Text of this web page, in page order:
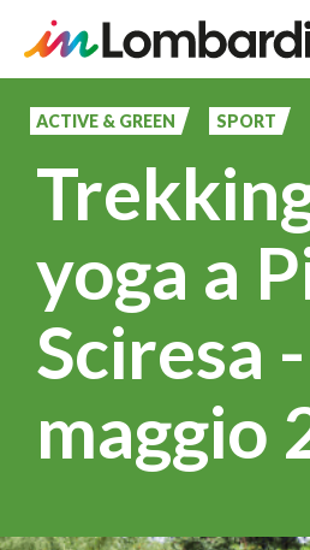
principale
ACTIVE & GREEN SPORT
yoga a
Sciresa
maggio